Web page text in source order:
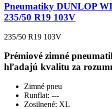
Pneumatiky DUNLOP
235/50 R19 103V
235/50 R19 103V
Prémiové zimné
hľadajú kvalitu za
Zimné pneu
Runflat: ---
Zosilnené: XL